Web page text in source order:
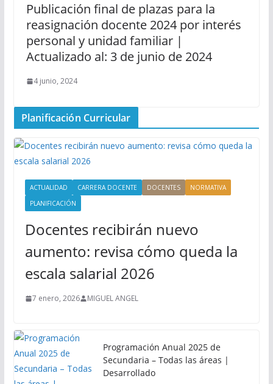
Publicación final de plazas para la
reasignación docente 2024 por interés
personal y unidad familiar |
Actualizado al: 3 de junio de 2024
4 junio, 2024
Planificación Curricular
ACTUALIDAD CARRERA DOCENTE DOCENTES
NORMATIVA
PLANIFICACIÓN
Docentes recibirán nuevo
aumento: revisa cómo queda la
escala salarial 2026
7 enero, 2026 MIGUEL ANGEL
Programación Anual 2025 de
Secundaria – Todas las áreas |
Desarrollado